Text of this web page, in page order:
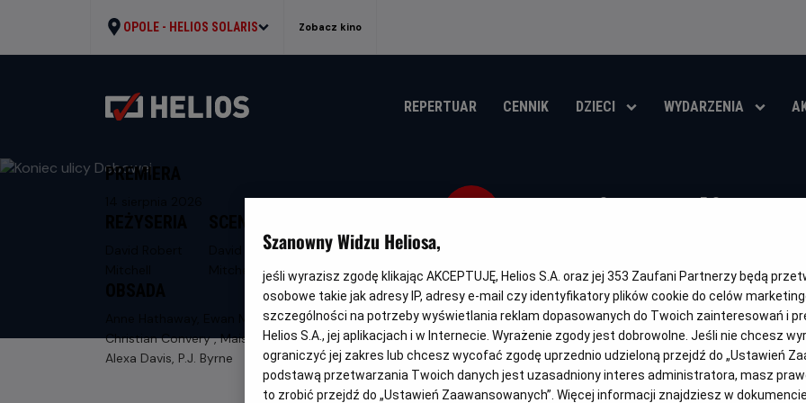
OPOLE - HELIOS SOLARIS Zobacz kino
REPERTUAR CENNIK DZIECI WYDARZENIA
Koniec ulicy
tytuł
OBSERWUJ
PREMIERA
David Robert
Anne Hathaway, Ewan McGregor,
Christian Convery , Maisy Stella, Jordan
Alexa Davis, P.J. Byrne
WKRÓTCE
Szanowny Widzu Heliosa,
jeśli wyrazisz zgodę klikając AKCEPTUJĘ, Helios S.A. oraz jej 353 Zaufani Partnerzy będą
osobowe takie jak adresy IP, adresy e-mail czy identyfikatory plików cookie do celów
szczególności na potrzeby wyświetlania reklam dopasowanych do Twoich zainteresowań i
Helios S.A., jej aplikacjach i w Internecie. Wyrażenie zgody jest dobrowolne. Jeśli nie chcesz
ograniczyć jej zakres lub chcesz wycofać zgodę uprzednio udzieloną przejdź do „Ustawień
podstawą przetwarzania Twoich danych jest uzasadniony interes administratora, masz
to zrobić przejdź do „Ustawień Zaawansowanych”. Więcej informacji znajdziesz w dokumencie